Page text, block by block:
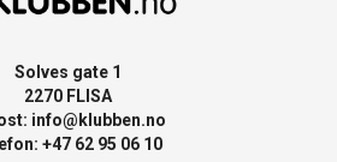
Solves gate 1
2270 FLISA
info@klubben.no
+47 62 95 06 10